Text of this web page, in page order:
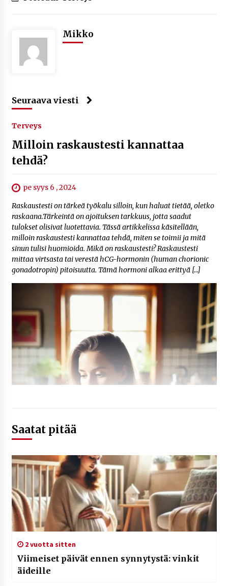
Mikko
Seuraava viesti
Terveys
Milloin raskaustesti kannattaa
tehdä?
pe syys 6 , 2024
Raskaustesti on tärkeä työkalu silloin, kun haluat tietää, oletko
raskaana.Tärkeintä on ajoituksen tarkkuus, jotta saadut
tulokset olisivat luotettavia. Tässä artikkelissa käsitellään,
milloin raskaustesti kannattaa tehdä, miten se toimii ja mitä
sinun tulisi huomioida. Mikä on raskaustesti? Raskaustesti
mittaa virtsasta tai verestä hCG-hormonin (human chorionic
gonadotropin) pitoisuutta. Tämä hormoni alkaa erittyä […]
Saatat pitää
2 vuotta sitten
Viimeiset päivät ennen synnytystä: vinkit
äideille